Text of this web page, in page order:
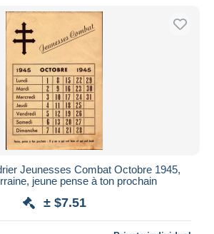
Jeunesses Combat Octobre 1945,
jeune pense à ton prochain
± $7.51